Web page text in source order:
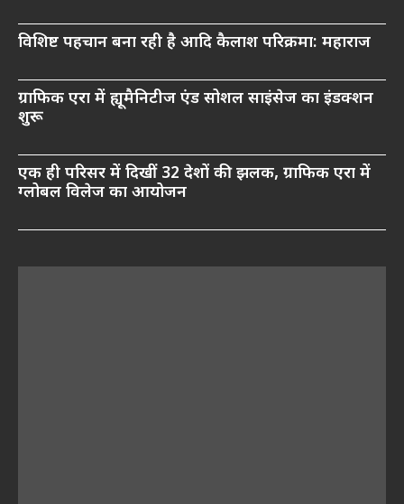
विशिष्ट पहचान बना रही है आदि कैलाश परिक्रमा: महाराज
ग्राफिक एरा में ह्यूमैनिटीज एंड सोशल साइंसेज का इंडक्शन
शुरू
एक ही परिसर में दिखीं 32 देशों की झलक, ग्राफिक एरा में
ग्लोबल विलेज का आयोजन